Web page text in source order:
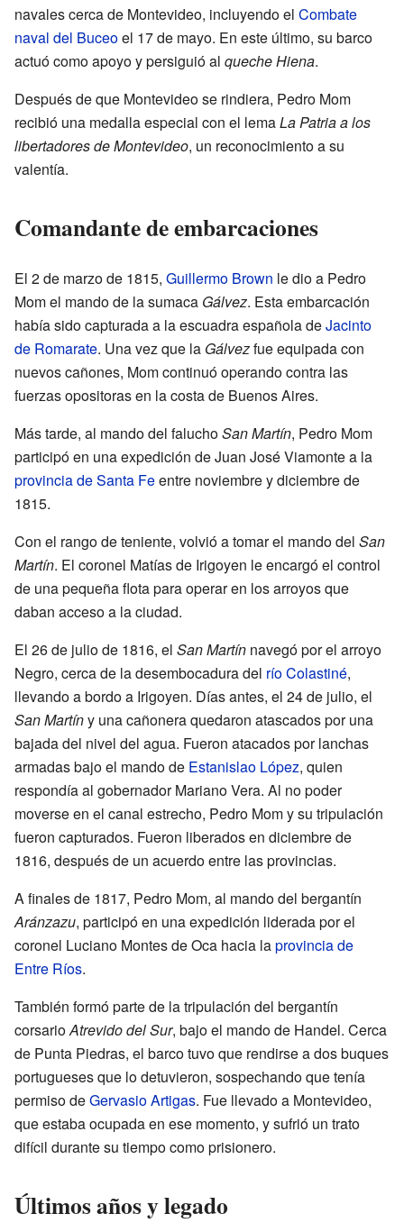
navales cerca de Montevideo, incluyendo el Combate
naval del Buceoel 17 de mayo. En este último, su barco
actuó como apoyo y persiguió al queche Hiena.
Después de que Montevideo se rindiera, Pedro Mom
recibió una medalla especial con el lemaLa Patria a los
libertadores de Montevideo, un reconocimiento a su
valentía.
Comandante de embarcaciones
El 2 de marzo de 1815, Guillermo Brown le dio a Pedro
Mom el mando de la sumaca Gálvez. Esta embarcación
había sido capturada a la escuadra española deJacinto
de Romarate. Una vez que la Gálvezfue equipada con
nuevos cañones, Mom continuó operando contra las
fuerzas opositoras en la costa de Buenos Aires.
Más tarde, al mando del faluchoSan Martín, Pedro Mom
participó en una expedición de Juan José Viamonte a la
provincia de Santa Feentre noviembre y diciembre de
1815.
Con el rango de teniente, volvió a tomar el mando del San
Martín. El coronel Matías de Irigoyen le encargó el control
de una pequeña flota para operar en los arroyos que
daban acceso a la ciudad.
El 26 de julio de 1816, el San Martín navegó por el arroyo
Negro, cerca de la desembocadura del río Colastiné,
llevando a bordo a Irigoyen. Días antes, el 24 de julio, el
San Martíny una cañonera quedaron atascados por una
bajada del nivel del agua. Fueron atacados por lanchas
armadas bajo el mando de Estanislao López, quien
respondía al gobernador Mariano Vera. Al no poder
moverse en el canal estrecho, Pedro Mom y su tripulación
fueron capturados. Fueron liberados en diciembre de
1816, después de un acuerdo entre las provincias.
A finales de 1817, Pedro Mom, al mando del bergantín
Aránzazu, participó en una expedición liderada por el
coronel Luciano Montes de Oca hacia laprovincia de
Entre Ríos.
También formó parte de la tripulación del bergantín
corsarioAtrevido del Sur, bajo el mando de Handel. Cerca
de Punta Piedras, el barco tuvo que rendirse a dos buques
portugueses que lo detuvieron, sospechando que tenía
permiso deGervasio Artigas. Fue llevado a Montevideo,
que estaba ocupada en ese momento, y sufrió un trato
difícil durante su tiempo como prisionero.
Últimos años y legado